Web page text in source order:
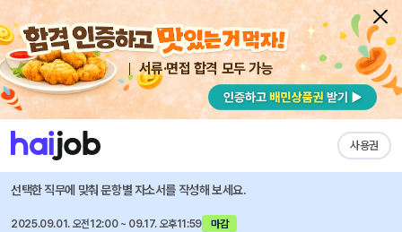
서류·면접 합격 모두 가능
사용권
채용공고 자소서 자유항목 자소서 내 작성목록
한화갤러리아 즐겨찾기
2025 기계/서비스 부문 핵심인재 채용
선택한 직무에 맞춰 문항별 자소서를 작성해 보세요.
2025.09.01. 오전12:00 ~ 09.17. 오후11:59
마감